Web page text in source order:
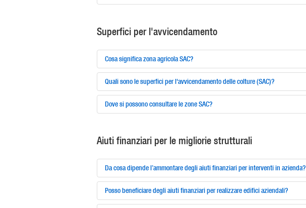
Superfici per l'avvicendamento
Cosa significa zona agricola SAC?
Quali sono le superfici per l'avvicendamento delle colture (SAC)?
Dove si possono consultare le zone SAC?
Aiuti finanziari per le migliorie strutturali
Da cosa dipende l’ammontare degli aiuti finanziari per interventi in azienda?
Posso beneficiare degli aiuti finanziari per realizzare edifici aziendali?